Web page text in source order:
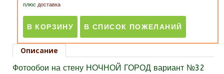
плюс доставка
Описание
Фотообои на стену НОЧНОЙ ГОРОД вариант №32